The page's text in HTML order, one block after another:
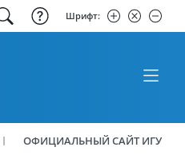
Шрифт:
| ОФИЦИАЛЬНЫЙ САЙТ ИГУ